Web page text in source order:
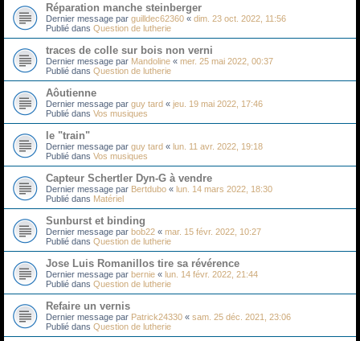
Réparation manche steinberger
Dernier message par guilldec62360 « dim. 23 oct. 2022, 11:56
Publié dans Question de lutherie
traces de colle sur bois non verni
Dernier message par Mandoline « mer. 25 mai 2022, 00:37
Publié dans Question de lutherie
Aôutienne
Dernier message par guy tard « jeu. 19 mai 2022, 17:46
Publié dans Vos musiques
le "train"
Dernier message par guy tard « lun. 11 avr. 2022, 19:18
Publié dans Vos musiques
Capteur Schertler Dyn-G à vendre
Dernier message par Bertdubo « lun. 14 mars 2022, 18:30
Publié dans Matériel
Sunburst et binding
Dernier message par bob22 « mar. 15 févr. 2022, 10:27
Publié dans Question de lutherie
Jose Luis Romanillos tire sa révérence
Dernier message par bernie « lun. 14 févr. 2022, 21:44
Publié dans Question de lutherie
Refaire un vernis
Dernier message par Patrick24330 « sam. 25 déc. 2021, 23:06
Publié dans Question de lutherie